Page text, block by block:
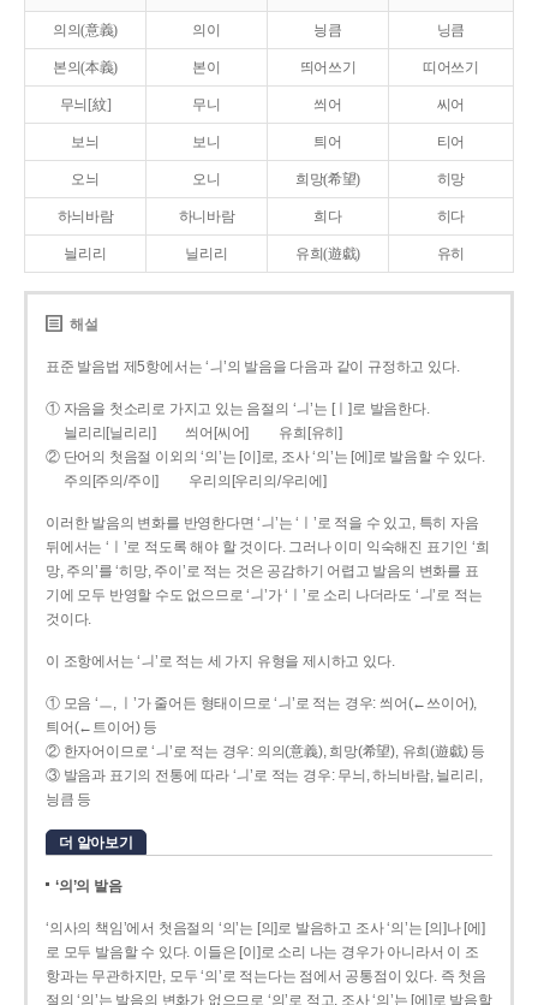
의의(意義) 의이 닁큼 닝큼
본의(本義) 본이 띄어쓰기 띠어쓰기
무늬[紋] 무니 씌어 씨어
보늬 보니 틔어 티어
오늬 오니 희망(希望) 히망
하늬바람 하니바람 희다 히다
늴리리 닐리리 유희(遊戱) 유히
해설
표준 발음법 제5항에서는 ‘ㅢ’의 발음을 다음과 같이 규정하고 있다.
① 자음을 첫소리로 가지고 있는 음절의 ‘ㅢ’는 [ㅣ]로 발음한다.
늴리리[닐리리]
씌어[씨어]
유희[유히]
② 단어의 첫음절 이외의 ‘의’는 [이]로, 조사 ‘의’는 [에]로 발음할 수 있다.
주의[주의/주이]
우리의[우리의/우리에]
이러한 발음의 변화를 반영한다면 ‘ㅢ’는 ‘ㅣ’로 적을 수 있고, 특히 자음
뒤에서는 ‘ㅣ’로 적도록 해야 할 것이다. 그러나 이미 익숙해진 표기인 ‘희
망, 주의’를 ‘히망, 주이’로 적는 것은 공감하기 어렵고 발음의 변화를 표
기에 모두 반영할 수도 없으므로 ‘ㅢ’가 ‘ㅣ’로 소리 나더라도 ‘ㅢ’로 적는
것이다.
이 조항에서는 ‘ㅢ’로 적는 세 가지 유형을 제시하고 있다.
① 모음 ‘ㅡ, ㅣ’가 줄어든 형태이므로 ‘ㅢ’로 적는 경우: 씌어(←쓰이어),
틔어(←트이어) 등
② 한자어이므로 ‘ㅢ’로 적는 경우: 의의(意義), 희망(希望), 유희(遊戱) 등
③ 발음과 표기의 전통에 따라 ‘ㅢ’로 적는 경우: 무늬, 하늬바람, 늴리리,
닁큼 등
더 알아보기
‘의’의 발음
‘의사의 책임’에서 첫음절의 ‘의’는 [의]로 발음하고 조사 ‘의’는 [의]나 [에]
로 모두 발음할 수 있다. 이들은 [이]로 소리 나는 경우가 아니라서 이 조
항과는 무관하지만, 모두 ‘의’로 적는다는 점에서 공통점이 있다. 즉 첫음
절의 ‘의’는 발음의 변화가 없으므로 ‘의’로 적고, 조사 ‘의’는 [에]로 발음할